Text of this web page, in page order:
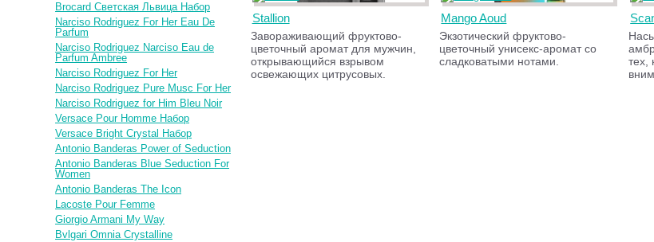
Stallion
Завораживающий фруктово-
цветочный аромат для мужчин,
открывающийся взрывом
освежающих цитрусовых.
Mango Aoud
Экзотический фруктово-
цветочный унисекс-аромат со
сладковатыми нотами.
тех,
Brocard Светская Львица Набор
Narciso Rodriguez For Her Eau De
Parfum
Narciso Rodriguez Narciso Eau de
Parfum Ambree
Narciso Rodriguez For Her
Narciso Rodriguez Pure Musc For Her
Narciso Rodriguez for Him Bleu Noir
Versace Pour Homme Набор
Versace Bright Crystal Набор
Antonio Banderas Power of Seduction
Antonio Banderas Blue Seduction For
Women
Antonio Banderas The Icon
Lacoste Pour Femme
Giorgio Armani My Way
Bvlgari Omnia Crystalline